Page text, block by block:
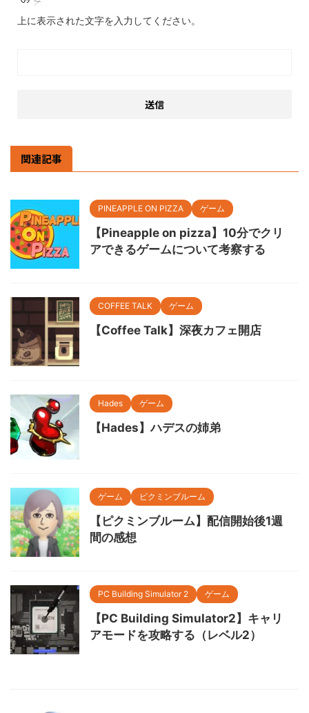
上に表示された文字を入力してください。
関連記事
PINEAPPLE ON PIZZA ゲーム
【Pineapple on pizza】10分でクリ
アできるゲームについて考察する
COFFEE TALK ゲーム
【Coffee Talk】深夜カフェ開店
Hades ゲーム
【Hades】ハデスの姉弟
ゲーム ピクミンブルーム
【ピクミンブルーム】配信開始後1週
間の感想
PC Building Simulator 2 ゲーム
【PC Building Simulator2】キャリ
アモードを攻略する（レベル2）